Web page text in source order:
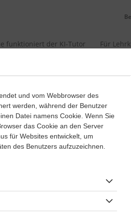
funktioniert der KI-Tutor Für
Was
Wer
Wie
Wie
an. Diese
unseren
und vom Webbrowser des
werden, während der Benutzer
Datei namens Cookie. Wenn Sie
das Cookie an den Server
für Websites entwickelt, um
des Benutzers aufzuzeichnen.